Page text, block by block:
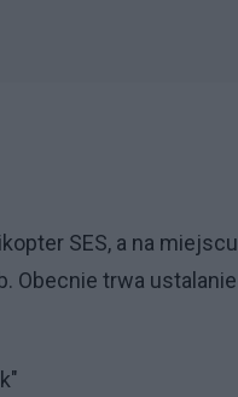
SES, a na miejscu
Obecnie trwa ustalanie